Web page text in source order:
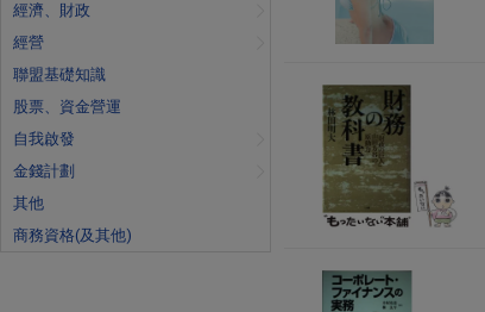
經濟、財政
經營
聯盟基礎知識
股票、資金營運
自我啟發
金錢計劃
其他
商務資格(及其他)